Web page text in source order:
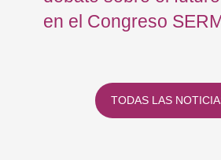
en el Congreso
TODAS LAS